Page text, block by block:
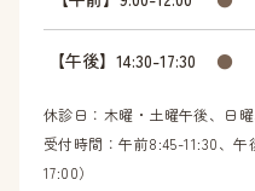
【午後】14:30-17:30 ●
休診日：木曜・土曜午後、日
受付時間：午前8:45-11:30、
17:00）